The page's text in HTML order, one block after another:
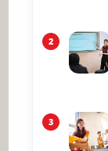
2
3